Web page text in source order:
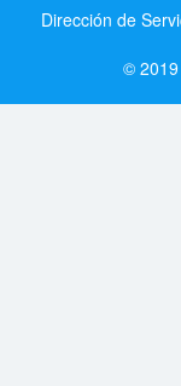
Dirección de
© 2019